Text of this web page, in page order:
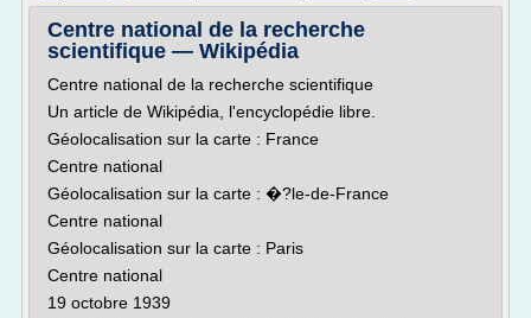
Centre national de la recherche
scientifique — Wikipédia
Centre national de la recherche scientifique
Un article de Wikipédia, l'encyclopédie libre.
Géolocalisation sur la carte : France
Centre national
Géolocalisation sur la carte : �?le-de-France
Centre national
Géolocalisation sur la carte : Paris
Centre national
19 octobre 1939